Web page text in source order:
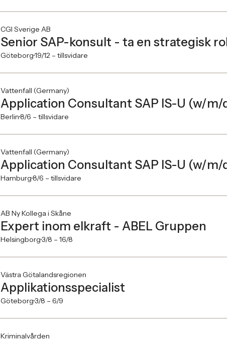
CGI Sverige AB
Senior SAP-konsult - ta en strategisk
Göteborg19/12 – tillsvidare
Vattenfall (Germany)
Application Consultant SAP IS-U (w/m/
Berlin8/6 – tillsvidare
Vattenfall (Germany)
Application Consultant SAP IS-U (w/m/
Hamburg8/6 – tillsvidare
AB Ny Kollega i Skåne
Expert inom elkraft - ABEL Gruppen
Helsingborg3/8 – 16/8
Västra Götalandsregionen
Applikationsspecialist
Göteborg3/8 – 6/9
Kriminalvården